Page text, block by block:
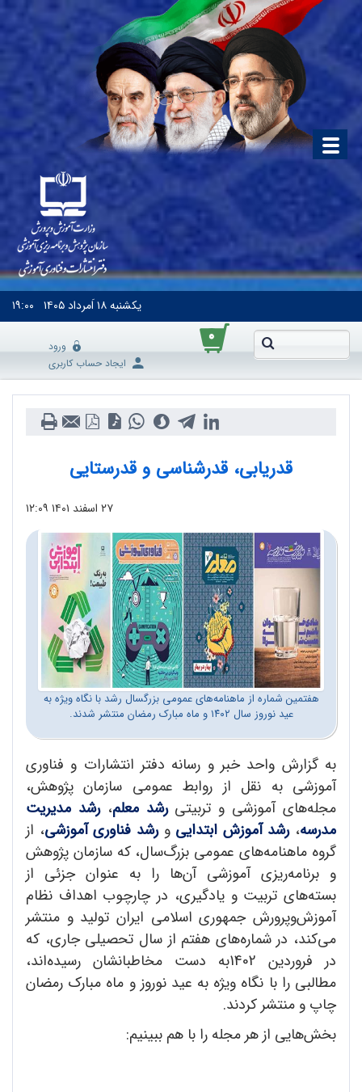
یکشنبه۱۸ اَمرداد ۱۴۰۵ ۱۹:۰۰
۰
ورود
ایجاد حساب کاربری
قدریابی، قدرشناسی و قدرستایی
۲۷ اسفند ۱۴۰۱ ۱۲:۰۹
هفتمین شماره از ماهنامه‌های عمومی بزرگسال رشد با نگاه ویژه به
عید نوروز سال ۱۴۰۲ و ماه مبارک رمضان منتشر شدند.
به گزارش واحد خبر و رسانه دفتر انتشارات و فناوری
آموزشی به نقل از روابط عمومی سازمان پژوهش،
مجله‌‌های آموزشی و تربیتیرشد معلم،رشد مدیریت
مدرسه،رشد آموزش ابتدایی ورشد فناوری آموزشی، از
گروه ماهنامه‌های عمومی بزرگ‌سال، که سازمان پژوهش
و برنامه‌ریزی آموزشی آن‌ها را به عنوان جزئی از
بسته‌‌های تربیت و یادگیری، در چارچوب اهداف نظام
آموزش‌وپرورش جمهوری اسلامی ایران تولید و منتشر
می‌کند، در شماره‌های هفتم از سال تحصیلی جاری، که
در فروردین 1402به دست مخاطبانشان رسیده‌اند،
مطالبی را با نگاه ویژه به عید نوروز و ماه مبارک رمضان
چاپ و منتشر کردند.
بخش‌هایی از هر مجله را با هم ببینیم: